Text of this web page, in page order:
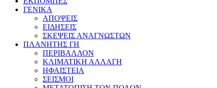
ΓΕΝΙΚΑ
ΑΠΟΨΕΙΣ
ΕΙΔΗΣΕΙΣ
ΣΚΕΨΕΙΣ ΑΝΑΓΝΩΣΤΩΝ
ΠΛΑΝΗΤΗΣ ΓΗ
ΠΕΡΙΒΑΛΛΟΝ
ΚΛΙΜΑΤΙΚΗ ΑΛΛΑΓΗ
ΗΦΑΙΣΤΕΙΑ
ΣΕΙΣΜΟΙ